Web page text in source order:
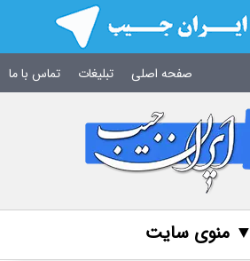
صفحه اصلی تبلیغات تماس با ما
▼ منوی سایت